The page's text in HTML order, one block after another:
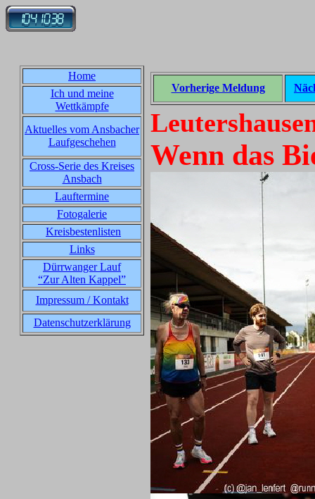
Home
Ich und meine
Wettkämpfe
Aktuelles vom Ansbacher
Laufgeschehen
Cross-Serie des Kreises
Ansbach
Lauftermine
Fotogalerie
Kreisbestenlisten
Links
Dürrwanger Lauf
“Zur Alten Kappel”
Impressum / Kontakt
Datenschutzerklärung
Vorherige Meldung
Wenn das